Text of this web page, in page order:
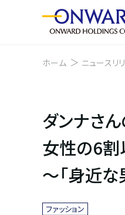
ホーム ニュースリ
ダンナさ
女性の6割
～「身近
ファッション